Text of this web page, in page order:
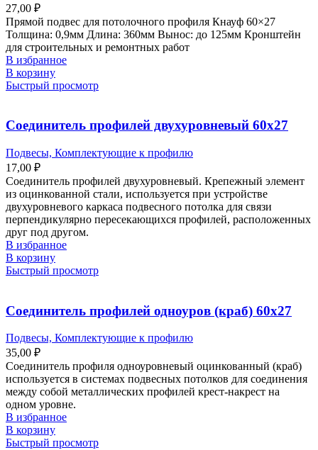
27,00 ₽
Прямой подвес для потолочного профиля Кнауф 60×27
Толщина: 0,9мм Длина: 360мм Вынос: до 125мм Кронштейн
для строительных и ремонтных работ
В избранное
В корзину
Быстрый просмотр
Соединитель профилей двухуровневый 60х27
Подвесы, Комплектующие к профилю
17,00 ₽
Соединитель профилей двухуровневый. Крепежный элемент
из оцинкованной стали, используется при устройстве
двухуровневого каркаса подвесного потолка для связи
перпендикулярно пересекающихся профилей, расположенных
друг под другом.
В избранное
В корзину
Быстрый просмотр
Соединитель профилей одноуров (краб) 60х27
Подвесы, Комплектующие к профилю
35,00 ₽
Соединитель профиля одноуровневый оцинкованный (краб)
используется в системах подвесных потолков для соединения
между собой металлических профилей крест-накрест на
одном уровне.
В избранное
В корзину
Быстрый просмотр